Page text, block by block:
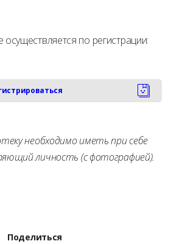
по регистрации:
необходимо иметь при себе
личность (с фотографией).
Поделиться